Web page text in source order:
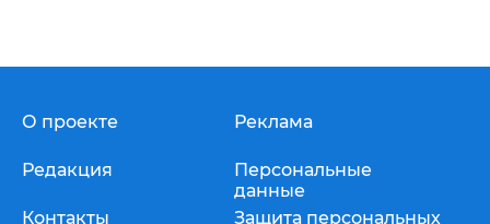
О проекте
Редакция
Контакты
Реклама
Персональные
данные
Защита персональных